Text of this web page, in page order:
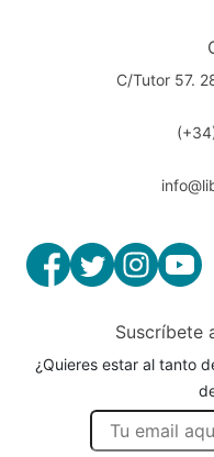
C/Tutor 57.
Suscríbete
¿Quieres estar al tanto